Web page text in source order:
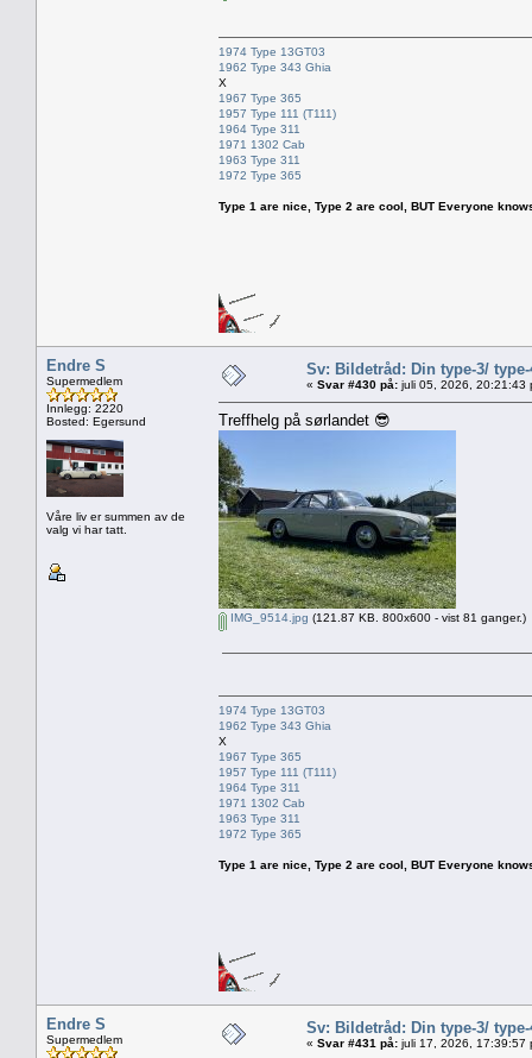
1974 Type 13GT03
1962 Type 343 Ghia
X
1967 Type 365
1957 Type 111 (T111)
1964 Type 311
1971 1302 Cab
1963 Type 311
1972 Type 365
Type 1 are nice, Type 2 are cool, BUT Everyone
Endre S
Supermedlem
Innlegg: 2220
Bosted: Egersund
Våre liv er summen av de
valg vi har tatt.
Sv: Bildetråd: Din type-3/ type-
« Svar #430 på: juli 05, 2026, 20:21:43
Treffhelg på sørlandet 😎
IMG_9514.jpg (121.87 KB. 800x600 - vist 81 ganger.)
1974 Type 13GT03
1962 Type 343 Ghia
X
1967 Type 365
1957 Type 111 (T111)
1964 Type 311
1971 1302 Cab
1963 Type 311
1972 Type 365
Type 1 are nice, Type 2 are cool, BUT Everyone
Endre S
Supermedlem
Sv: Bildetråd: Din type-3/ type-
« Svar #431 på: juli 17, 2026, 17:39:57